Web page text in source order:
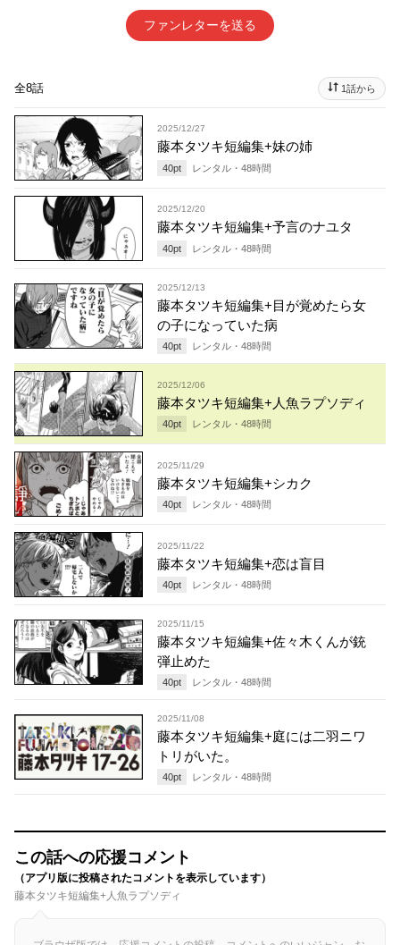
ファンレターを送る
全8話 1話から
2025/12/27
藤本タツキ短編集+妹の姉
40pt レンタル・ 48時間
2025/12/20
藤本タツキ短編集+予言のナユタ
40pt レンタル・ 48時間
2025/12/13
藤本タツキ短編集+目が覚めたら女
の子になっていた病
40pt レンタル・ 48時間
2025/12/06
藤本タツキ短編集+人魚ラプソディ
40pt レンタル・ 48時間
2025/11/29
藤本タツキ短編集+シカク
40pt レンタル・ 48時間
2025/11/22
藤本タツキ短編集+恋は盲目
40pt レンタル・ 48時間
2025/11/15
藤本タツキ短編集+佐々木くんが銃
弾止めた
40pt レンタル・ 48時間
2025/11/08
藤本タツキ短編集+庭には二羽ニワ
トリがいた。
40pt レンタル・ 48時間
この話への応援コメント
（アプリ版に投稿されたコメントを表示しています）
藤本タツキ短編集+人魚ラプソディ